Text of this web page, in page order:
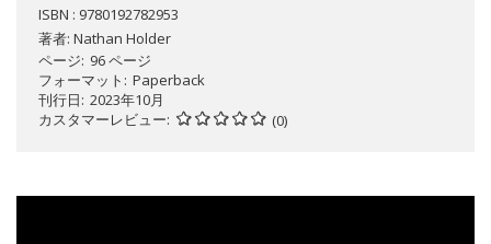
ISBN : 9780192782953
著者: Nathan Holder
ページ 96 ページ
フォーマット
Paperback
刊行日 2023年10月
カスタマーレビュー
(0)